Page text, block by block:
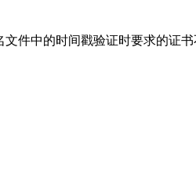
件中的时间戳验证时要求的证